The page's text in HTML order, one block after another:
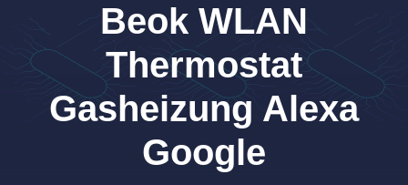
Beok WLAN
Thermostat
Gasheizung Alexa
Google